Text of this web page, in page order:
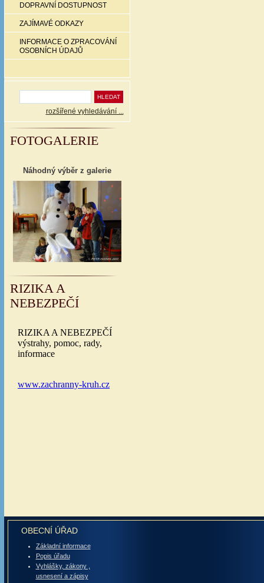
DOPRAVNÍ DOSTUPNOST
ZAJÍMAVÉ ODKAZY
INFORMACE O ZPRACOVÁNÍ
OSOBNÍCH ÚDAJŮ
rozšířené vyhledávání ...
FOTOGALERIE
Náhodný výběr z galerie
RIZIKA A
NEBEZPEČÍ
OBECNÍ ÚŘAD
Základní informace
Popis úřadu
Vyhlášky, zákony ,
usnesení a zápisy